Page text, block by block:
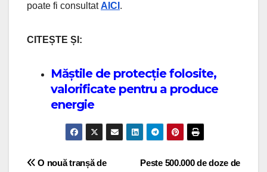
poate fi consultatAICI .
CITEȘTE ȘI:
Măștile de protecție folosite,
valorificate pentru a produce
energie
Post navigationPeste 500.000 de doze de
O nouă tranșă de